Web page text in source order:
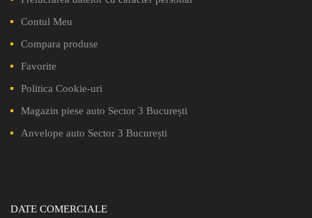
Contul Meu
Compara produse
Favorite
Politica Cookie-uri
Magazin piese auto Sector 3 București
Anvelope auto Sector 3 București
DATE COMERCIALE